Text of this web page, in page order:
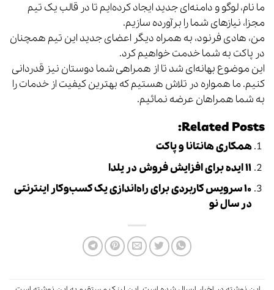
ما نام، لوگو و دامنه‌ای جدید ایجاد کرده‌ایم تا در قالب یک تیم
مجزا، نیازهای شما را برآورده سازیم.
من، هادی فرنود، به همراه دیگر اعضای جدید این تیم همچنان
در پاکت به شما خدمت خواهیم کرد.
این موضوع بهانه‌ای شد تا از همراهی شما دوستان نیز قدردانی
کنیم. ما همواره در تلاش هستیم که بهترین کیفیت از خدمات را
به شما همراهان عرضه نمائیم.
Related Posts:
همکاری هانتانا و پاکت
۱۱ ایده برای افزایش فروش در یلدا
۱۰ سرویس کاربردی برای راه‌اندازی یک کسب‌وکار اینترنتی
در سال نو